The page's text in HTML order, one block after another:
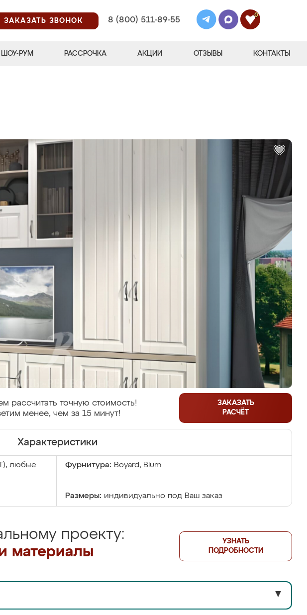
ЗАКАЗАТЬ ЗВОНОК
8 (800) 511-89-55
0
ШОУ-РУМ РАССРОЧКА АКЦИИ ОТЗЫВЫ КОНТАКТЫ
рассчитать точную стоимость!
менее, чем за 15 минут!
ЗАКАЗАТЬ
РАСЧЁТ
Характеристики
любые
Фурнитура: Boyard, Blum
Размеры: индивидуально под Ваш заказ
проекту:
материалы
УЗНАТЬ
ПОДРОБНОСТИ
▼